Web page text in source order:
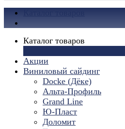
Каталог товаров
Акции
Виниловый сайдинг
Docke (Дёке)
Альта-Профиль
Grand Line
Ю-Пласт
Доломит